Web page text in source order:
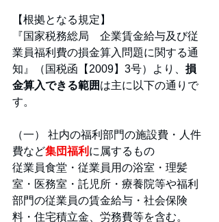
【根拠となる規定】
『国家税務総局　企業賃金給与及び従
業員福利費の損金算入問題に関する通
知』（国税函【2009】3号）より、 損
金算入できる範囲は主に以下の通りで
す。
（一） 社内の福利部門の施設費・人件
費など集団福利 に属するもの
従業員食堂・従業員用の浴室・理髪
室・医務室・託児所・療養院等や福利
部門の従業員の賃金給与・社会保険
料・住宅積立金、労務費等を含む。